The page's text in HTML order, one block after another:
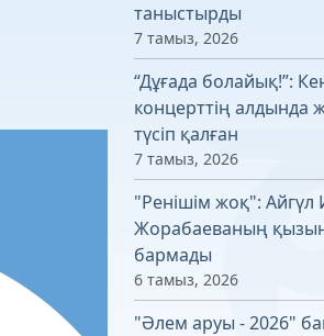
таныстырды
7 тамыз, 2026
“Дұғада болайық!”:
концерттің алдында
түсіп қалған
7 тамыз, 2026
"Ренішім жоқ":
Жорабаеваның
бармады
6 тамыз, 2026
"Әлем аруы - 2026"